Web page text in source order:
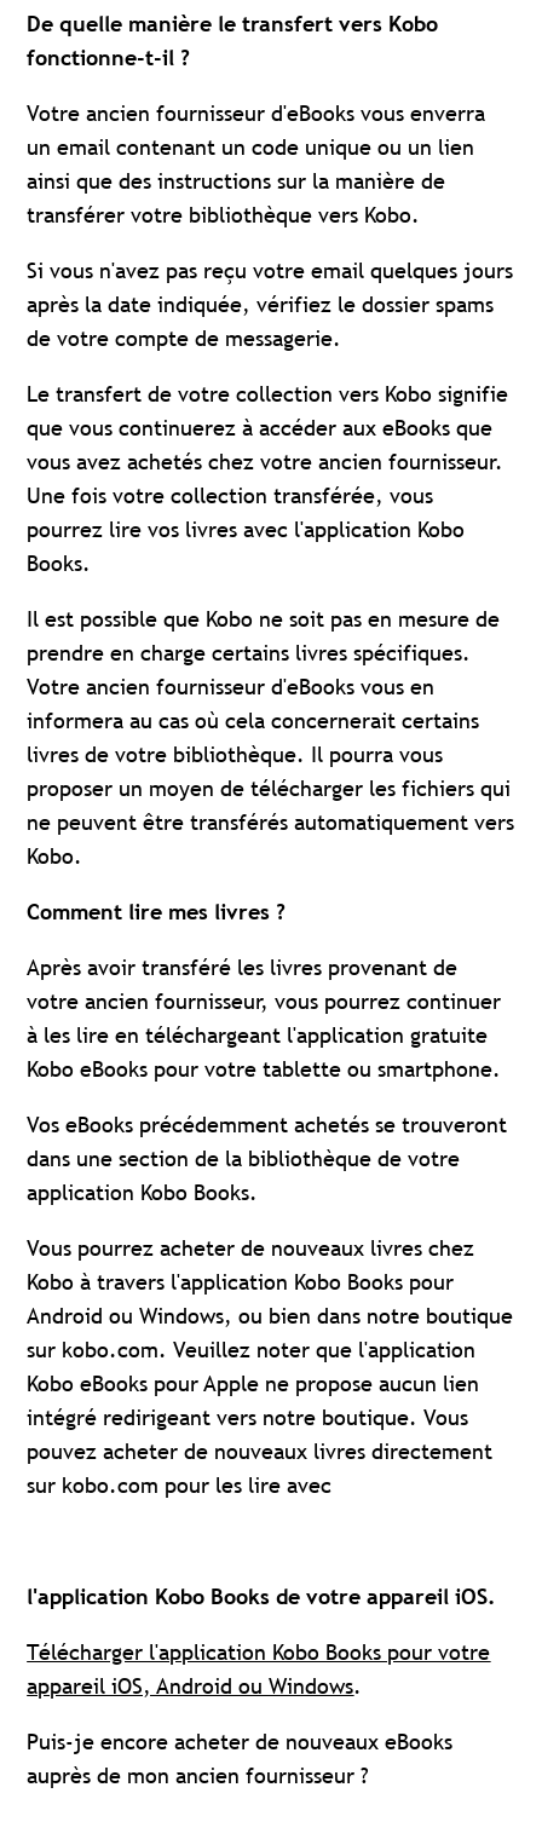
De quelle manière le transfert vers Kobo
fonctionne-t-il ?
Votre ancien fournisseur d'eBooks vous enverra
un email contenant un code unique ou un lien
ainsi que des instructions sur la manière de
transférer votre bibliothèque vers Kobo.
Si vous n'avez pas reçu votre email quelques jours
après la date indiquée, vérifiez le dossier spams
de votre compte de messagerie.
Le transfert de votre collection vers Kobo signifie
que vous continuerez à accéder aux eBooks que
vous avez achetés chez votre ancien fournisseur.
Une fois votre collection transférée, vous
pourrez lire vos livres avec l'application Kobo
Books.
Il est possible que Kobo ne soit pas en mesure de
prendre en charge certains livres spécifiques.
Votre ancien fournisseur d'eBooks vous en
informera au cas où cela concernerait certains
livres de votre bibliothèque. Il pourra vous
proposer un moyen de télécharger les fichiers qui
ne peuvent être transférés automatiquement vers
Kobo.
Comment lire mes livres ?
Après avoir transféré les livres provenant de
votre ancien fournisseur, vous pourrez continuer
à les lire en téléchargeant l'application gratuite
Kobo eBooks pour votre tablette ou smartphone.
Vos eBooks précédemment achetés se trouveront
dans une section de la bibliothèque de votre
application Kobo Books.
Vous pourrez acheter de nouveaux livres chez
Kobo à travers l'application Kobo Books pour
Android ou Windows, ou bien dans notre boutique
sur kobo.com. Veuillez noter que l'application
Kobo eBooks pour Apple ne propose aucun lien
intégré redirigeant vers notre boutique. Vous
pouvez acheter de nouveaux livres directement
sur kobo.com pour les lire avec
l'application Kobo Books de votre appareil iOS.
Télécharger l'application Kobo Books pour votre
appareil iOS, Android ou Windows.
Puis-je encore acheter de nouveaux eBooks
auprès de mon ancien fournisseur ?